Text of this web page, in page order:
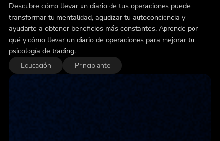
Descubre cómo llevar un diario de tus operaciones puede
transformar tu mentalidad, agudizar tu autoconciencia y
ayudarte a obtener beneficios más constantes. Aprende por
qué y cómo llevar un diario de operaciones para mejorar tu
psicología de trading.
Educación Principiante